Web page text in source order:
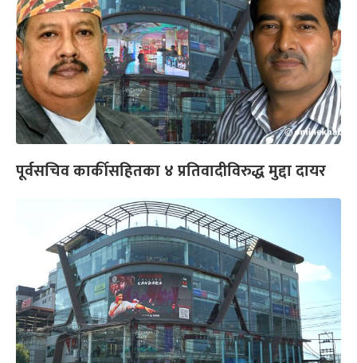
पूर्वसचिव कार्कीसहितका ४ प्रतिवादीविरुद्ध मुद्दा दायर